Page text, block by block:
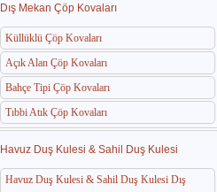
Dış Mekan Çöp Kovaları
Küllüklü Çöp Kovaları
Açık Alan Çöp Kovaları
Bahçe Tipi Çöp Kovaları
Tıbbi Atık Çöp Kovaları
Havuz Duş Kulesi & Sahil Duş Kulesi
Havuz Duş Kulesi & Sahil Duş Kulesi Dış